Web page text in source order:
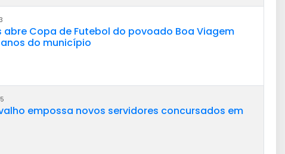
abre Copa de Futebol do povoado Boa Viagem
do município
empossa novos servidores concursados em